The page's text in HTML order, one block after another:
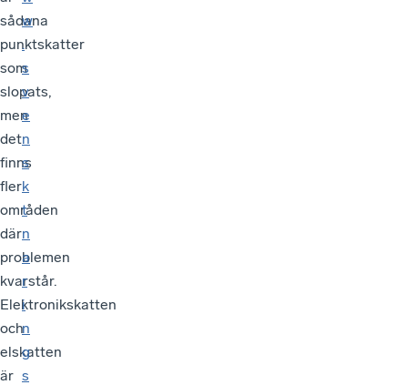
sådana
punktskatter
som
slopats,
men
det
finns
fler
områden
där
problemen
kvarstår.
Elektronikskatten
och
elskatten
är
w
.
s
v
e
n
s
k
t
n
a
r
i
n
g
s